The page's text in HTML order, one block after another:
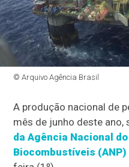
© Arquivo Agência Brasil
A produção nacional de
mês de junho deste ano,
da Agência Nacional
Biocombustíveis (ANP)